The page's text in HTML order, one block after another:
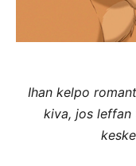
Ihan kelpo
kiva, jos leffan